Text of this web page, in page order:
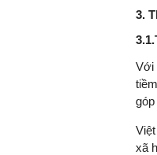
3.
Với
xã